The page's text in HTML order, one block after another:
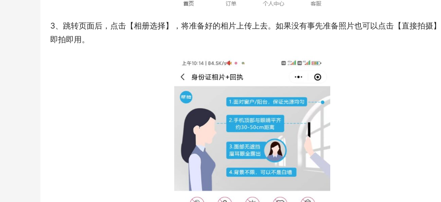
3、跳转页面后，点击【相册选择】，将准备好的相片上传上去。如果没有事先准备照片也可以点击【直接拍摄
即拍即用。